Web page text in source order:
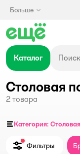
Больше
Каталог
Столовая
2 товара
Категория:
Фильтры